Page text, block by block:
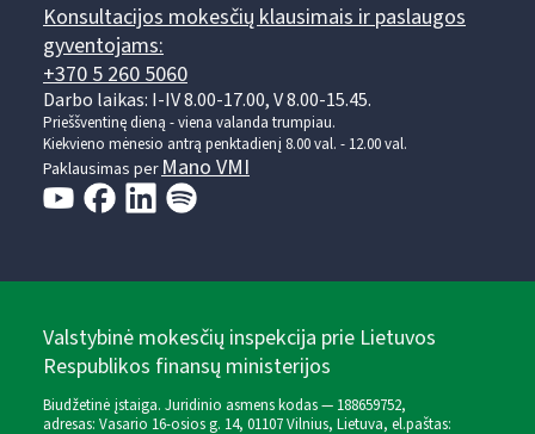
Konsultacijos mokesčių klausimais ir paslaugos
gyventojams:
+370 5 260 5060
Darbo laikas: I-IV 8.00-17.00, V 8.00-15.45.
Prieššventinę dieną - viena valanda trumpiau.
Kiekvieno mėnesio antrą penktadienį 8.00 val. - 12.00 val.
Paklausimas per Mano VMI
Valstybinė mokesčių inspekcija prie Lietuvos
Respublikos finansų ministerijos
Biudžetinė įstaiga. Juridinio asmens kodas — 188659752,
adresas: Vasario 16-osios g. 14, 01107 Vilnius, Lietuva, el.paštas: